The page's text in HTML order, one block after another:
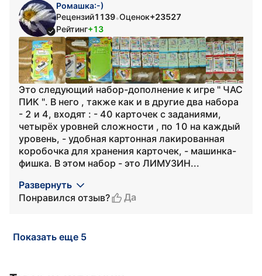
Ромашка:-)
Рецензий1139•Оценок+23527
Рейтинг+13
Это следующий набор-дополнение к игре " ЧАС
ПИК ". В него , также как и в другие два набора
- 2 и 4, входят : - 40 карточек с заданиями,
четырёх уровней сложности , по 10 на каждый
уровень, - удобная картонная лакированная
коробочка для хранения карточек, - машинка-
фишка. В этом набор - это ЛИМУЗИН...
Развернуть
Понравился отзыв?
Да
Показать еще 5